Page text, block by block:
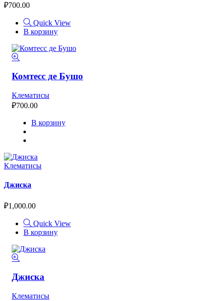
₽700.00
Quick View
В корзину
Комтесс де Бушо
Клематисы
₽700.00
В корзину
Клематисы
Джиска
₽1,000.00
Quick View
В корзину
Джиска
Клематисы